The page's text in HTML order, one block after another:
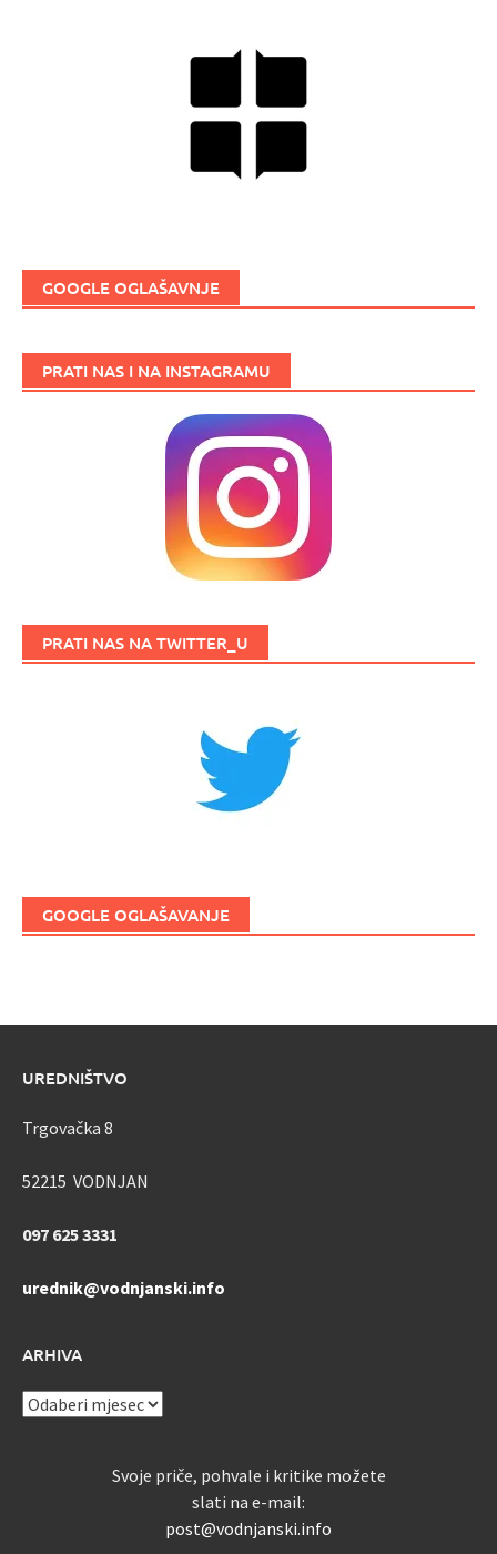
GOOGLE OGLAŠAVNJE
PRATI NAS I NA INSTAGRAMU
PRATI NAS NA TWITTER_U
GOOGLE OGLAŠAVANJE
UREDNIŠTVO
Trgovačka 8
52215 VODNJAN
097 625 3331
urednik@vodnjanski.info
ARHIVA
ARHIVA
Svoje priče, pohvale i kritike možete
slati na e-mail:
post@vodnjanski.info